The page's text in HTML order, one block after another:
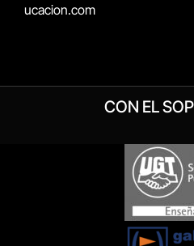
ucacion.com
CON EL